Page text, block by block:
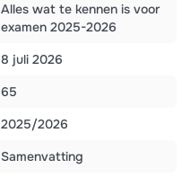
Alles wat te kennen is voor
examen 2025-2026
8 juli 2026
65
2025/2026
Samenvatting